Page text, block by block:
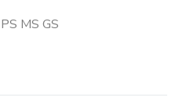
MS GS